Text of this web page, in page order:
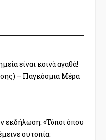
είναι κοινά αγαθά!
– Παγκόσμια Μέρα
εκδήλωση: «Τόποι όπου
ουτοπία: